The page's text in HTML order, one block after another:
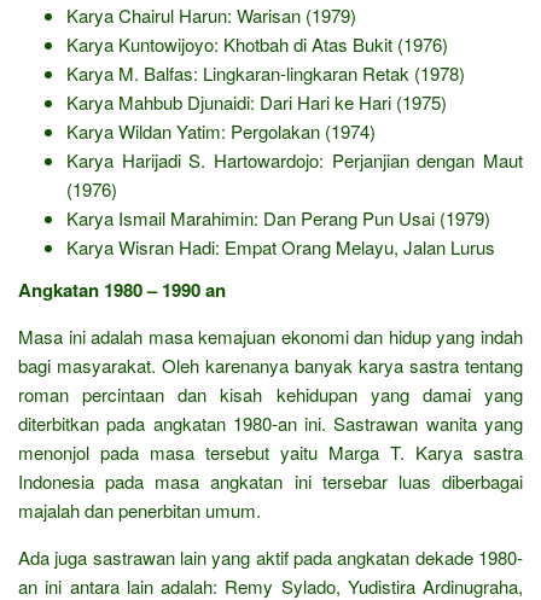
Karya Chairul Harun: Warisan (1979)
Karya Kuntowijoyo: Khotbah di Atas Bukit (1976)
Karya M. Balfas: Lingkaran-lingkaran Retak (1978)
Karya Mahbub Djunaidi: Dari Hari ke Hari (1975)
Karya Wildan Yatim: Pergolakan (1974)
Karya Harijadi S. Hartowardojo: Perjanjian dengan Maut
(1976)
Karya Ismail Marahimin: Dan Perang Pun Usai (1979)
Karya Wisran Hadi: Empat Orang Melayu, Jalan Lurus
Angkatan 1980 – 1990 an
Masa ini adalah masa kemajuan ekonomi dan hidup yang indah
bagi masyarakat. Oleh karenanya banyak karya sastra tentang
roman percintaan dan kisah kehidupan yang damai yang
diterbitkan pada angkatan 1980-an ini. Sastrawan wanita yang
menonjol pada masa tersebut yaitu Marga T. Karya sastra
Indonesia pada masa angkatan ini tersebar luas diberbagai
majalah dan penerbitan umum.
Ada juga sastrawan lain yang aktif pada angkatan dekade 1980-
an ini antara lain adalah: Remy Sylado, Yudistira Ardinugraha,